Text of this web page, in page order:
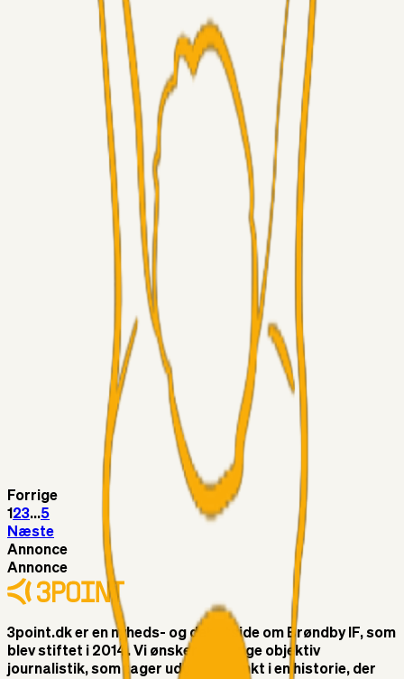
07. aug. 2026
Så gælder det Horsens
3Point_Udviklere
07. aug. 2026
3Point hjemmeside opdateringer - August
06. aug. 2026
Horsens - Brøndby billet
05. aug. 2026
05. aug. 2026
Kommer Jobbe hjem?
05. aug. 2026
Brøndby-TV og u-19
04. aug. 2026
5. Forudsigelser op til Horsens kampen.
Forrige
1 23...5
Næste
Annonce
Annonce
3point.dk er en nyheds- og debatside om Brøndby IF, som
blev stiftet i 2014. Vi ønsker at bringe objektiv
journalistik, som tager udgangspunkt i en historie, der